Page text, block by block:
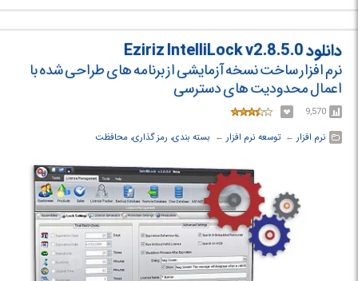
دانلود Eziriz IntelliLock v2.8.5.0
نرم افزار ساخت نسخه آزمایشی از برنامه های طراحی شده با
اعمال محدودیت های دسترسی
9,570
نرم افزار ← ‏توسعه نرم افزار ← ‏ بسته بندی، رمز گذاری، محافظت